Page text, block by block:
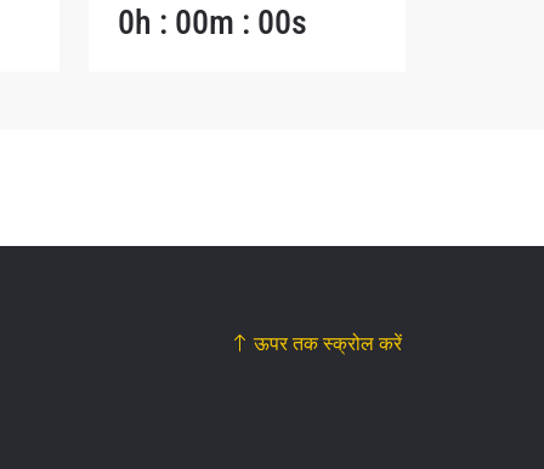
0h : 00m : 00s
ऊपर तक स्क्रोल करें